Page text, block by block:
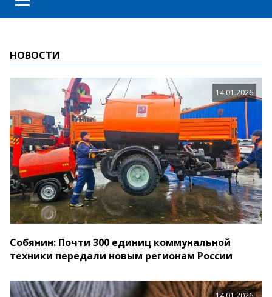
НОВОСТИ
14.01.2026
Собянин: Почти 300 единиц коммунальной
техники передали новым регионам России